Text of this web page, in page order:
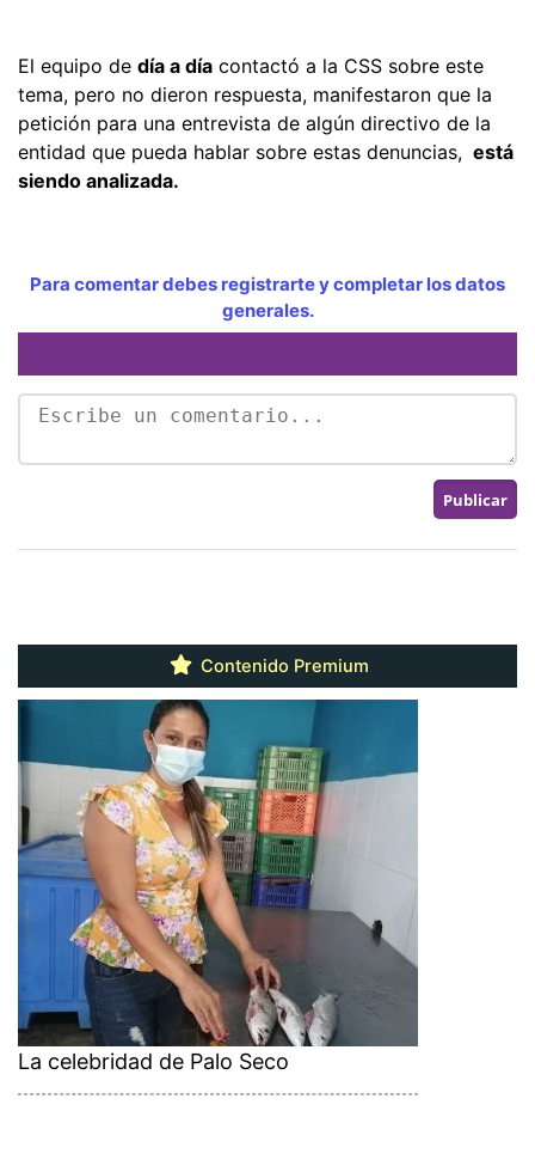
El equipo de día a día contactó a la CSS sobre este
tema, pero no dieron respuesta, manifestaron que la
petición para una entrevista de algún directivo de la
entidad que pueda hablar sobre estas denuncias, está
siendo analizada.
Para comentar debes registrarte y completar los datos
generales.
Contenido Premium
La celebridad de Palo Seco